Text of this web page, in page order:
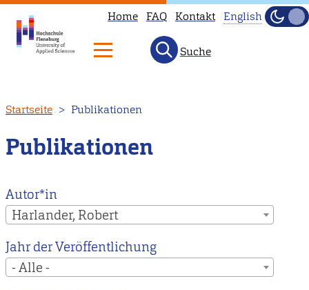
zum
Inhalt
Home FAQ Kontakt
to
our
main
English
Hell
Suche
Startseite Publikationen
Publikationen
Autor*in
Harlander, Robert
Jahr der Veröffentlichung
- Alle -